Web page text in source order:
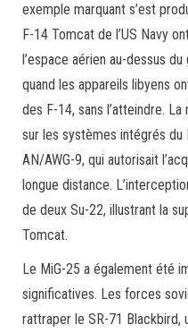
exemple marquant s’est
F-14 Tomcat de l’US Navy
l’espace aérien au-dessus
quand les appareils libyens
des F-14, sans l’atteindre.
sur les systèmes intégrés du
AN/AWG-9, qui autorisait
longue distance.
de deux Su-22, illustrant la
Tomcat.
Le MiG-25 a également été
significatives. Les forces
rattraper le SR-71 Blackbird,